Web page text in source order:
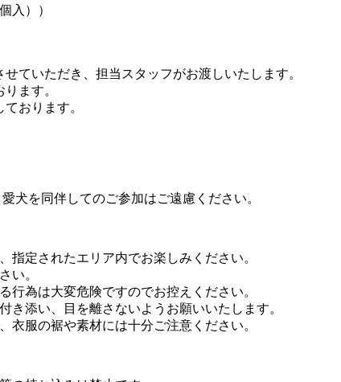
入））
ていただき、担当スタッフがお渡しいたします。
ます。
おります。
犬を同伴してのご参加はご遠慮ください。
指定されたエリア内でお楽しみください。
い。
行為は大変危険ですのでお控えください。
き添い、目を離さないようお願いいたします。
衣服の裾や素材には十分ご注意ください。